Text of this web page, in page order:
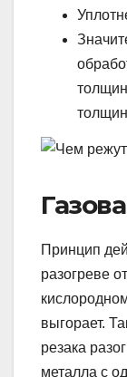
Принцип
разогреве
выгорает.
резака
металла с